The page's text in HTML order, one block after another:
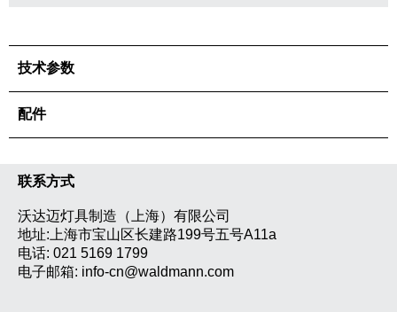
技术参数
配件
联系方式
沃达迈灯具制造（上海）有限公司
地址:上海市宝山区长建路199号五号A11a
电话: 021 5169 1799
电子邮箱: info-cn@waldmann.com